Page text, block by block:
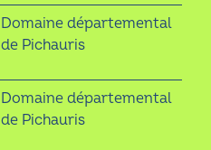
Domaine départemental
de Pichauris
Domaine départemental
de Pichauris